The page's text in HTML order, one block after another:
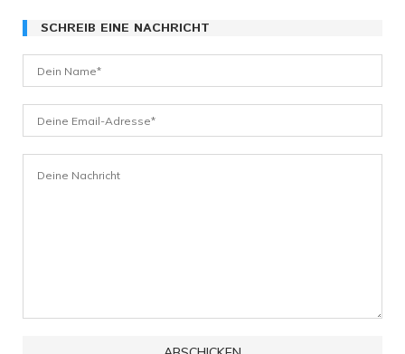
SCHREIB EINE NACHRICHT